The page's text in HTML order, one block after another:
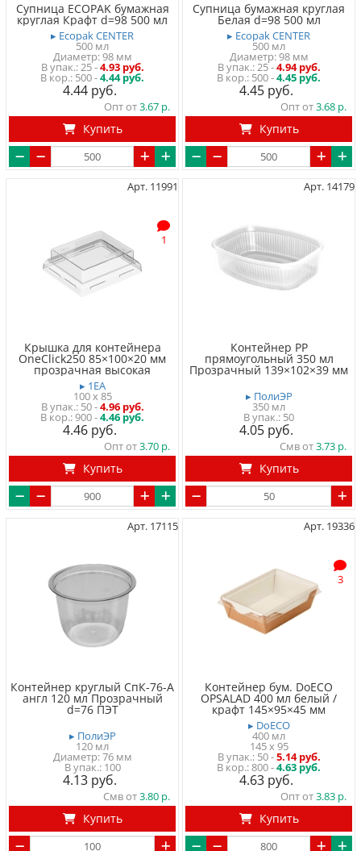
Супница ECOPAK бумажная
круглая Крафт d=98 500 мл
▸ Ecopak CENTER
500 мл
Диаметр: 98 мм
25-4.93 руб.
500 -4.44 руб.
4.44
Опт от3.67
Купить
Супница бумажная круглая
Белая d=98 500 мл
▸ Ecopak CENTER
500 мл
Диаметр: 98 мм
25-4.94 руб.
500 -4.45 руб.
4.45
Опт от3.68
Купить
Арт. 11991
1
Крышка для контейнера
OneClick250 85×100×20 мм
прозрачная высокая
▸ 1EA
100 x 85
50-4.96 руб.
900 -4.46 руб.
4.46
Опт от3.70
Купить
Арт. 14179
Контейнер PP
прямоугольный 350 мл
Прозрачный 139×102×39 мм
▸ ПолиЭР
350 мл
50
4.05
Смв от3.73
Купить
Арт. 17115
Контейнер круглый СпК-76-А
англ 120 мл Прозрачный
d=76 ПЭТ
▸ ПолиЭР
120 мл
Диаметр: 76 мм
100
4.13
Смв от3.80
Купить
Арт. 19336
3
Контейнер бум. DoECO
OPSALAD 400 мл белый /
крафт 145×95×45 мм
▸ DoECO
400 мл
145 x 95
50-5.14 руб.
800 -4.63 руб.
4.63
Опт от3.83
Купить